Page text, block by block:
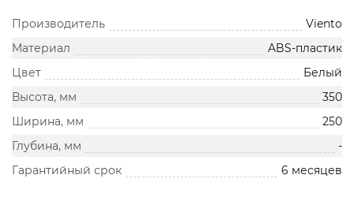
Производитель
Viento
Материал
ABS-пластик
Цвет
Белый
Высота, мм
350
Ширина, мм
250
Глубина, мм
-
Гарантийный срок
6 месяцев